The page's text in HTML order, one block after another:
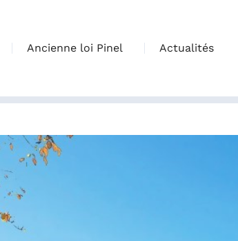
Ancienne loi Pinel Actualités